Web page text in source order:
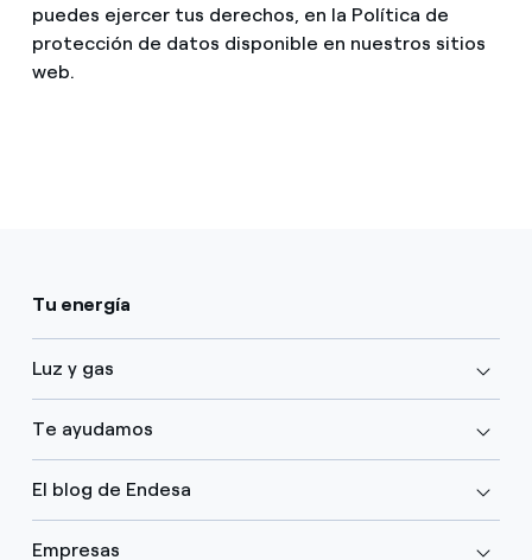
puedes ejercer tus derechos, en la Política de
protección de datos disponible en nuestros sitios
web.
Tu energía
Luz y gas
Te ayudamos
El blog de Endesa
Empresas